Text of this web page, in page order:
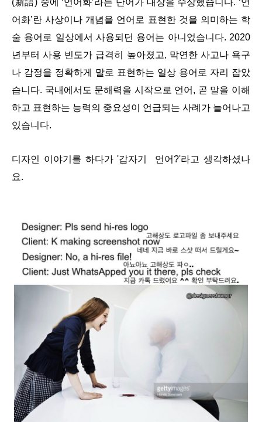
(新語) 중에 ‘언어화’라는 단어가 대상을 수상했습니다. ‘언
어화’란 사상이나 개념을 언어로 표현한 것을 의미하는 학
술 용어로 일상에서 사용되던 용어는 아니었습니다. 2020
년부터 사용 빈도가 급격히 높아졌고, 막연한 사고나 욕구
나 감정을 정확하게 말로 표현하는 일상 용어로 자리 잡았
습니다. 국내에서도 문해력을 시작으로 언어, 곧 말을 이해
하고 표현하는 능력의 중요성이 언급되는 사례가 늘어나고
있습니다.
디자인 이야기를 하다가 '갑자기 언어?'라고 생각하셨나
요.